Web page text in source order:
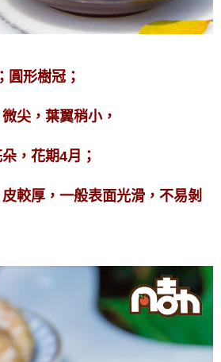
圓形樹冠；
尖，葉翼稍小，
，花期4月；
較厚，一般表面光滑，不易剝